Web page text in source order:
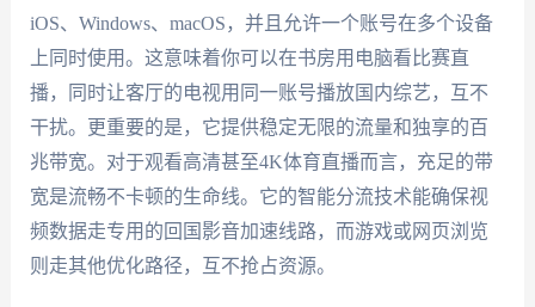
iOS、Windows、macOS，并且允许一个账号在多个设备
上同时使用。这意味着你可以在书房用电脑看比赛直
播，同时让客厅的电视用同一账号播放国内综艺，互不
干扰。更重要的是，它提供稳定无限的流量和独享的百
兆带宽。对于观看高清甚至4K体育直播而言，充足的带
宽是流畅不卡顿的生命线。它的智能分流技术能确保视
频数据走专用的回国影音加速线路，而游戏或网页浏览
则走其他优化路径，互不抢占资源。